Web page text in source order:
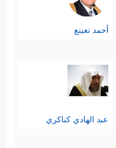
أحمد نعينع
عبد الهادي كناكري